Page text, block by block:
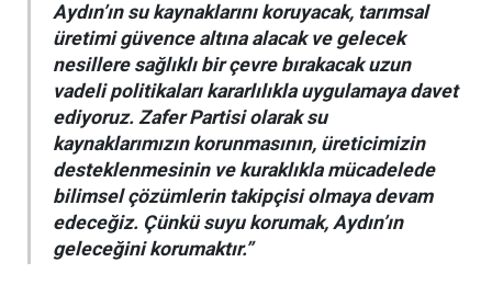
Aydın’ın su kaynaklarını koruyacak, tarımsal
üretimi güvence altına alacak ve gelecek
nesillere sağlıklı bir çevre bırakacak uzun
vadeli politikaları kararlılıkla uygulamaya davet
ediyoruz. Zafer Partisi olarak su
kaynaklarımızın korunmasının, üreticimizin
desteklenmesinin ve kuraklıkla mücadelede
bilimsel çözümlerin takipçisi olmaya devam
edeceğiz. Çünkü suyu korumak, Aydın’ın
geleceğini korumaktır.”